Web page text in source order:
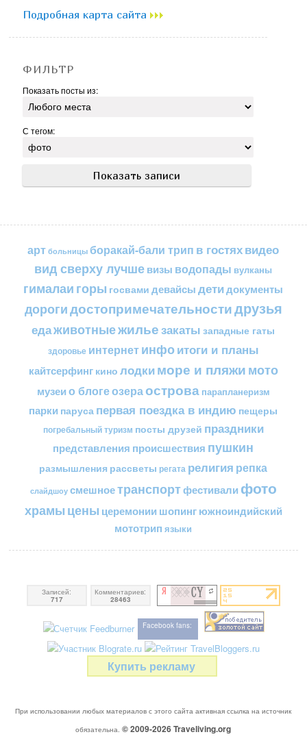
Подробная карта сайта
ФИЛЬТР
Показать посты из:
С тегом:
арт больницы боракай-бали трип в гостяхвидео
вид сверху лучшевизы водопады вулканы
гималаи горы госвами девайсы детидокументы
дорогидостопримечательностидрузья
едаживотныежильезакаты западные гаты
здоровье интернетинфоитоги и планы
кайтсерфинг кино лодкиморе и пляжимото
музеи о блогеозераострова парапланеризм
парки паруса первая поездка в индию пещеры
погребальный туризм посты друзей праздники
представления происшествия пушкин
размышления рассветы регата религия репка
слайдшоу смешноетранспортфестивали фото
храмы цены церемонии шопингюжноиндийский
мототрип языки
Записей:
717
Комментариев:
28463
Facebook fans:
Купить рекламу
При использовании любых материалов с этого сайта активная ссылка на источник
обязательна. © 2009-2026Traveliving.org